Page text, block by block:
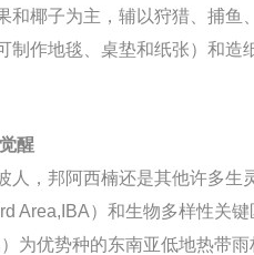
和椰子为主，辅以狩猎、捕
制作地毯、桌垫和纸张）和造
醒
人，邦阿西楠还是其他许多
Area,IBA）和生物多样性关
）为优势种的东南亚低地热带